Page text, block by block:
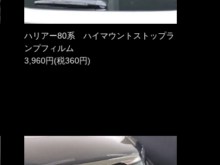
ハリアー80系 ハイマウントストップラ
ンプフィルム
3,960円(税360円)